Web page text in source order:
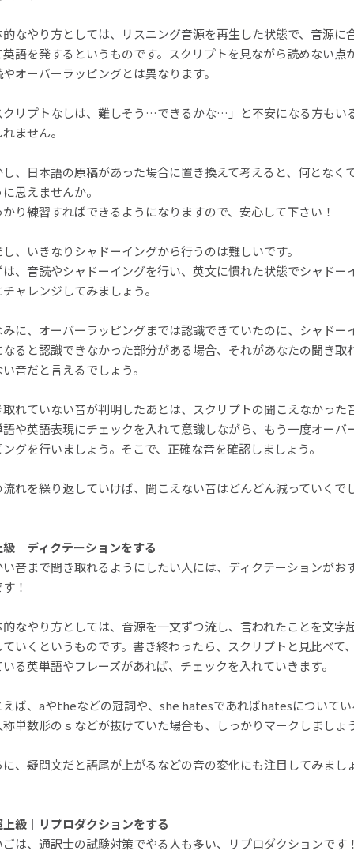
なやり方としては、リスニング音源を再生した状態で、音源に
語を発するというものです。スクリプトを見ながら読めない点
オーバーラッピングとは異なります。
クリプトなしは、難しそう…できるかな…」と不安になる方もい
ません。
、日本語の原稿があった場合に置き換えて考えると、何となく
思えませんか。
り練習すればできるようになりますので、安心して下さい！
、いきなりシャドーイングから行うのは難しいです。
は、音読やシャドーイングを行い、英文に慣れた状態でシャドー
ャレンジしてみましょう。
みに、オーバーラッピングまでは認識できていたのに、シャドー
なると認識できなかった部分がある場合、それがあなたの聞き取
音だと言えるでしょう。
取れていない音が判明したあとは、スクリプトの聞こえなかった
語や英語表現にチェックを入れて意識しながら、もう一度オーバ
グを行いましょう。そこで、正確な音を確認しましょう。
れを繰り返していけば、聞こえない音はどんどん減っていくで
級｜ディクテーションをする
音まで聞き取れるようにしたい人には、ディクテーションがお
！
なやり方としては、音源を一文ずつ流し、言われたことを文字
いくというものです。書き終わったら、スクリプトと見比べて
る英単語やフレーズがあれば、チェックを入れていきます。
えば、aやtheなどの冠詞や、she hatesであればhatesについて
単数形のｓなどが抜けていた場合も、しっかりマークしましょ
に、疑問文だと語尾が上がるなどの音の変化にも注目してみまし
上級｜リプロダクションをする
ごは、通訳士の試験対策でやる人も多い、リプロダクションです